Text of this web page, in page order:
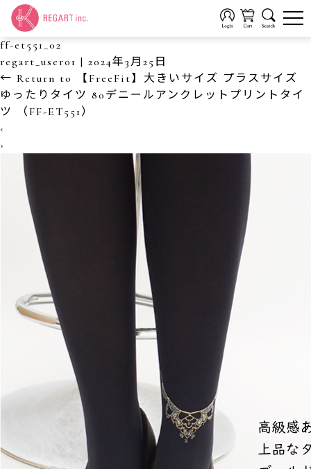
ff-et551_02
regart_user01 | 2024年3月25日
← Return to 【FreeFit】大きいサイズ プラスサイズ
ゆったりタイツ 80デニールアンクレットプリントタイ
ツ （FF-ET551）
‹
›